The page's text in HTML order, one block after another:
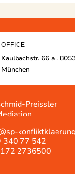
OFFICE
Kaulbachstr. 66 a .
München
Preissler
340 77 542
2736500